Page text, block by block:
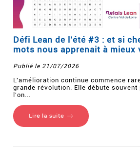
Défi Lean de l'été #3 : et si
mots nous apprenait à mieux
Publié le 21/07/2026
L'amélioration continue commence
grande révolution. Elle débute souvent
l'on...
Lire la suite